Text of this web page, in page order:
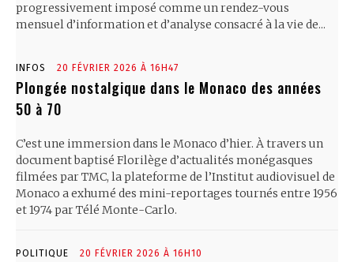
progressivement imposé comme un rendez-vous
mensuel d’information et d’analyse consacré à la vie de...
INFOS 20 FÉVRIER 2026 À 16H47
Plongée nostalgique dans le Monaco des années
50 à 70
C’est une immersion dans le Monaco d’hier. À travers un
document baptisé Florilège d’actualités monégasques
filmées par TMC, la plateforme de l’Institut audiovisuel de
Monaco a exhumé des mini-reportages tournés entre 1956
et 1974 par Télé Monte-Carlo.
POLITIQUE 20 FÉVRIER 2026 À 16H10